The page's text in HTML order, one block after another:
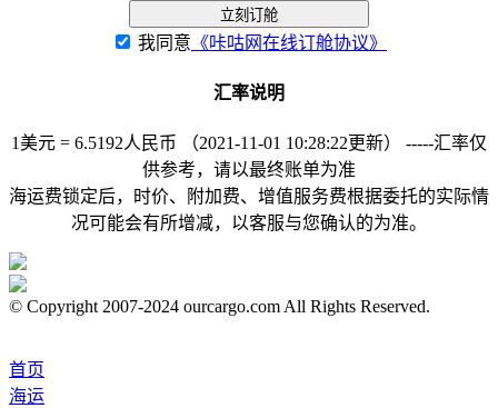
立刻订舱
我同意 《咔咕网在线订舱协议》
汇率说明
1美元 = 6.5192人民币 （2021-11-01 10:28:22更新） -----汇率仅
供参考，请以最终账单为准
海运费锁定后，时价、附加费、增值服务费根据委托的实际情
况可能会有所增减，以客服与您确认的为准。
© Copyright 2007-2024 ourcargo.com All Rights Reserved.
首页
海运